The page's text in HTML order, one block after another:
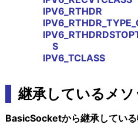
IPV6_RTHDR
S
IPV6_TCLASS
継承しているメソ
BasicSocketから継承してい